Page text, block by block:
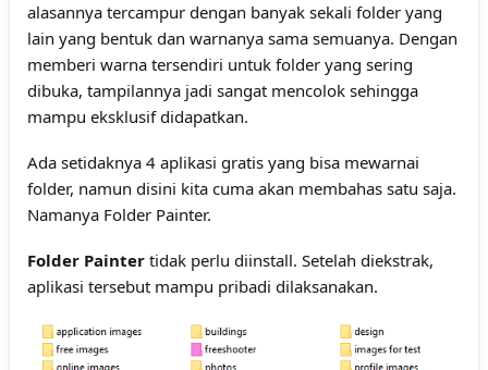
alasannya tercampur dengan banyak sekali folder yang
lain yang bentuk dan warnanya sama semuanya. Dengan
memberi warna tersendiri untuk folder yang sering
dibuka, tampilannya jadi sangat mencolok sehingga
mampu eksklusif didapatkan.
Ada setidaknya 4 aplikasi gratis yang bisa mewarnai
folder, namun disini kita cuma akan membahas satu saja.
Namanya Folder Painter.
Folder Painter tidak perlu diinstall. Setelah diekstrak,
aplikasi tersebut mampu pribadi dilaksanakan.